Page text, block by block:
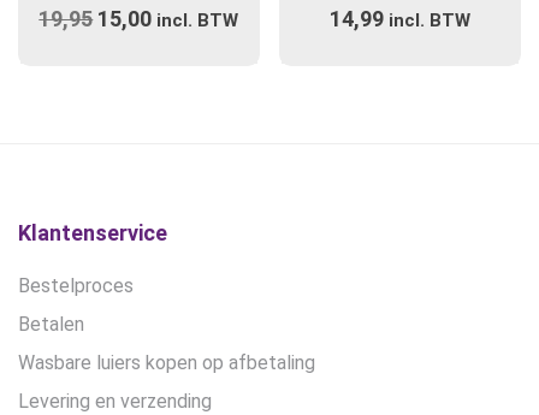
19,95 Oorspronkelijke
15,00 Huidige
incl. BTW 14,99 incl. BTW
Klantenservice
Bestelproces
Betalen
Wasbare luiers kopen op afbetaling
Levering en verzending